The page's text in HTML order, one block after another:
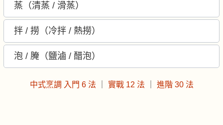
蒸（清蒸 / 滑蒸）
拌 / 撈（冷拌 / 熱撈）
泡 / 腌（鹽滷 / 醋泡）
中式烹調 入門 6 法 實戰 12 法 進階 30 法